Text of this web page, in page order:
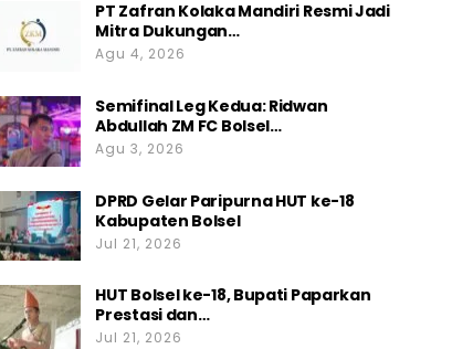
PT Zafran Kolaka Mandiri Resmi Jadi
Mitra Dukungan…
Agu 4, 2026
Semifinal Leg Kedua: Ridwan
Abdullah ZM FC Bolsel…
Agu 3, 2026
DPRD Gelar Paripurna HUT ke-18
Kabupaten Bolsel
Jul 21, 2026
HUT Bolsel ke-18, Bupati Paparkan
Prestasi dan…
Jul 21, 2026